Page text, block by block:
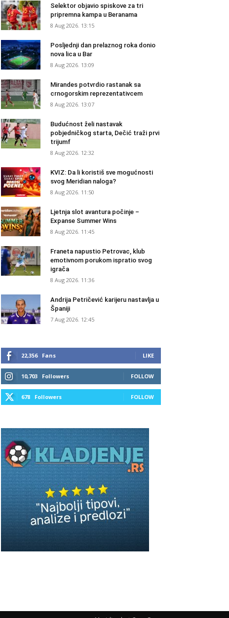
Selektor objavio spiskove za tri
pripremna kampa u Beranama
8 Aug 2026. 13:15
Posljednji dan prelaznog roka donio
nova lica u Bar
8 Aug 2026. 13:09
Mirandes potvrdio rastanak sa
crnogorskim reprezentativcem
8 Aug 2026. 13:07
Budućnost želi nastavak
pobjedničkog starta, Dečić traži prvi
trijumf
8 Aug 2026. 12:32
KVIZ: Da li koristiš sve mogućnosti
svog Meridian naloga?
8 Aug 2026. 11:50
Ljetnja slot avantura počinje –
Expanse Summer Wins
8 Aug 2026. 11:45
Franeta napustio Petrovac, klub
emotivnom porukom ispratio svog
igrača
8 Aug 2026. 11:36
Andrija Petričević karijeru nastavlja u
Španiji
7 Aug 2026. 12:45
22,356 Fans LIKE
10,703 Followers FOLLOW
678 Followers FOLLOW